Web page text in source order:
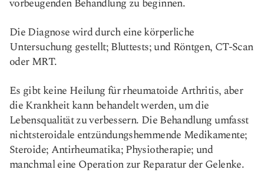
vorbeugenden Behandlung zu beginnen.
Die Diagnose wird durch eine körperliche
Untersuchung gestellt; Bluttests; und Röntgen, CT-Scan
oder MRT.
Es gibt keine Heilung für rheumatoide Arthritis, aber
die Krankheit kann behandelt werden, um die
Lebensqualität zu verbessern. Die Behandlung umfasst
nichtsteroidale entzündungshemmende Medikamente;
Steroide; Antirheumatika; Physiotherapie; und
manchmal eine Operation zur Reparatur der Gelenke.